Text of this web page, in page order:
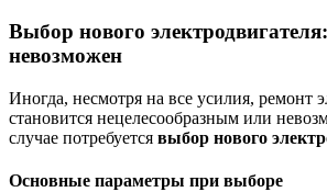
Выбор нового
невозможен
Иногда, несмотря на все усилия, ремонт
становится нецелесообразным или
случае потребуется выбор нового
Основные параметры при выборе